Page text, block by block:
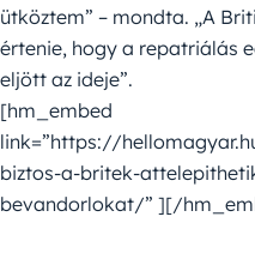
ütköztem” – mondta. „A
értenie, hogy a repatriálás
eljött az ideje”.
[hm_embed
link=”https://
biztos-a-britek-
bevandorlokat/” ][/